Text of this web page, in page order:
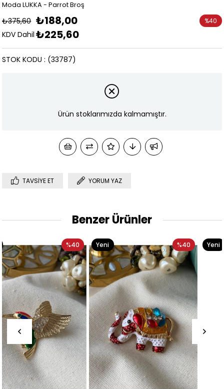
Moda LUKKA - Parrot Broş
₺375,60 ₺188,00
KDV Dahil ₺225,60
%40
(33787)
STOK KODU
Ürün stoklarımızda kalmamıştır.
TAVSIYE ET YORUM YAZ
Benzer Ürünler
%40
Yeni
Ürün
%40
Yeni
Ürün